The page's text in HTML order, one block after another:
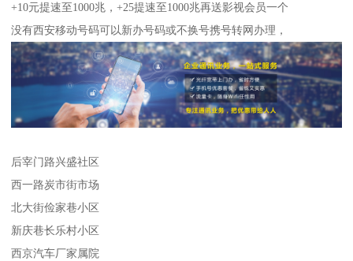
+10元提速至1000兆，+25提速至1000兆再送影视会员一个
没有西安移动号码可以新办号码或不换号携号转网办理，
后宰门路兴盛社区
西一路炭市街市场
北大街俭家巷小区
新庆巷长乐村小区
西京汽车厂家属院